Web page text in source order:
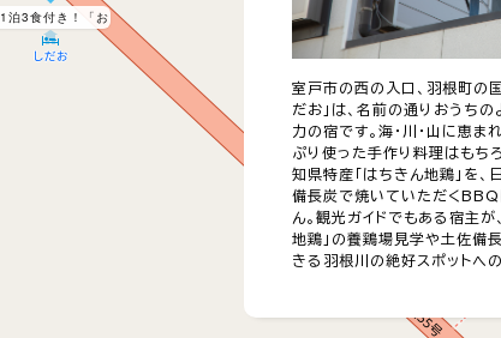
室戸市の西の入口、羽根町の
だお」は、名前の通りおうち
力の宿です。海・川・山に恵
ぷり使った手作り料理はもち
知県特産「はちきん地鶏」を
備長炭で焼いていただくBBQ
ん。観光ガイドでもある宿主
地鶏」の養鶏場見学や土佐備
きる羽根川の絶好スポットへ
1泊3食付き！「おうち宿しだお」で食べて遊んで室戸三昧